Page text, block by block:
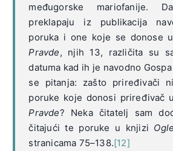
međugorske mariofanije.
preklapaju iz publikacija
poruka i one koje se donose
Pravde, njih 13, različita su
datuma kad ih je navodno
se pitanja: zašto priređivači
poruke koje donosi priređivač
Pravde? Neka čitatelj sam
čitajući te poruke u knjizi
stranicama 75–138.[12]